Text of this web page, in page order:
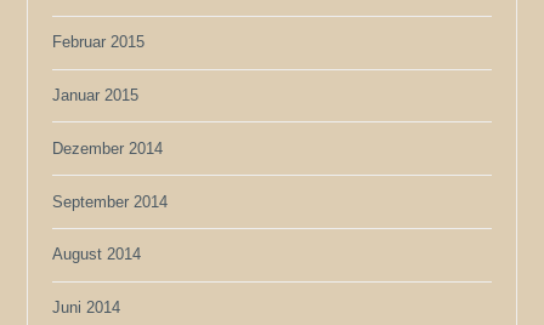
Februar 2015
Januar 2015
Dezember 2014
September 2014
August 2014
Juni 2014